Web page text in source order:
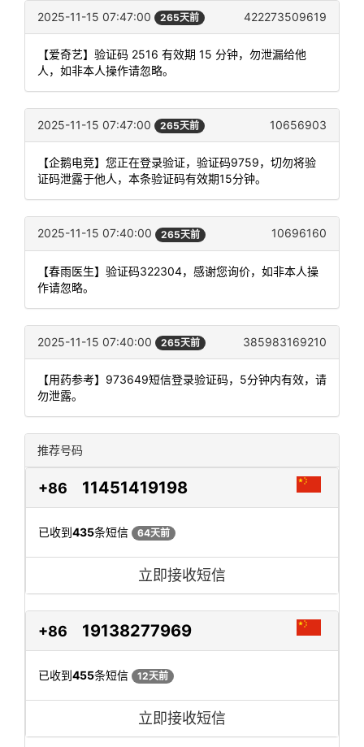
2025-11-15 07:47:00 265天前 422273509619
【爱奇艺】验证码 2516 有效期 15 分钟，勿泄漏给他
人，如非本人操作请忽略。
2025-11-15 07:47:00 265天前 10656903
【企鹅电竞】您正在登录验证，验证码9759，切勿将验
证码泄露于他人，本条验证码有效期15分钟。
2025-11-15 07:40:00 265天前 10696160
【春雨医生】验证码322304，感谢您询价，如非本人操
作请忽略。
2025-11-15 07:40:00 265天前 385983169210
【用药参考】973649短信登录验证码，5分钟内有效，请
勿泄露。
推荐号码
+86 11451419198
已收到435条短信 64天前
立即接收短信
+86 19138277969
已收到455条短信 12天前
立即接收短信